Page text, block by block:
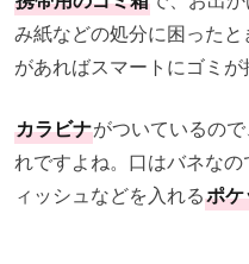
み紙などの処分に困ったと
があればスマートにゴミが
カラビナがついているの
れですよね。口はバネなの
ィッシュなどを入れるポ